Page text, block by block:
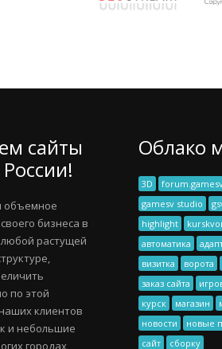
сайты
объемное
бизнеса в
любой растущей
по этой
клиентов
и небольшие
городах
Облако
3D
gamesv studio
highlight
автоматика
визитка
ворота
заказ сайта
курск
магазин
новости
новые
сайт
сборку